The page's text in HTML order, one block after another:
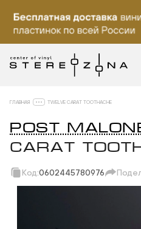
ГЛАВНАЯ TWELVE CARAT TOOTHACHE
POST
CARAT
Код:0602445780976